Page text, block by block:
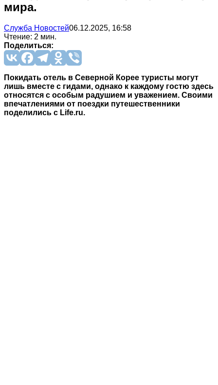
мира.
Служба Новостей06.12.2025, 16:58
Чтение: 2 мин.
Поделиться:
Покидать отель в Северной Корее туристы могут
лишь вместе с гидами, однако к каждому гостю здесь
относятся с особым радушием и уважением. Своими
впечатлениями от поездки путешественники
поделились с Life.ru.